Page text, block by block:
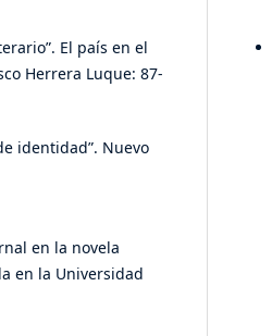
El país en el
Herrera Luque: 87-
identidad”. Nuevo
en la novela
en la Universidad